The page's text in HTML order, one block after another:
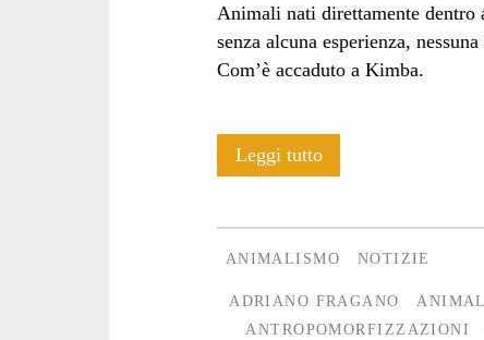
Animali nati direttamente dentro
senza alcuna esperienza,
Com’è accaduto a Kimba.
Leggi tuttoCome
gabbia
ANIMALISMO NOTIZIE
ADRIANO FRAGANO
ANTROPOMORFIZZAZIONI